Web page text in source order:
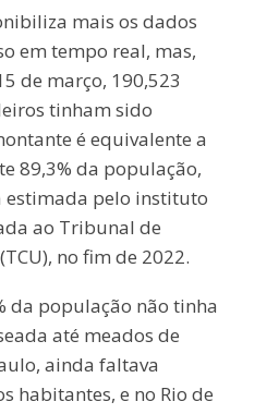
mais os dados
em tempo real, mas,
de março, 190,523
tinham sido
é equivalente a
89,3% da população,
estimada pelo instituto
ao Tribunal de
no fim de 2022.
da população não tinha
até meados de
ainda faltava
habitantes, e no Rio de